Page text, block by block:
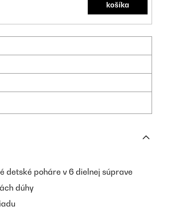
košíka
detské poháre v 6 dielnej súprave
dúhy